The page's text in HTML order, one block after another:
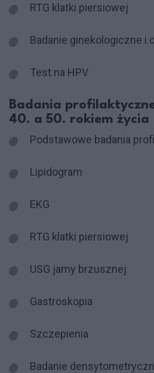
RTG klatki piersiowej
Badanie ginekologiczne i
Test na HPV
Badania
40. a 50. rokiem życia
Podstawowe badania
Lipidogram
EKG
RTG klatki piersiowej
USG jamy brzusznej
Gastroskopia
Szczepienia
Badanie